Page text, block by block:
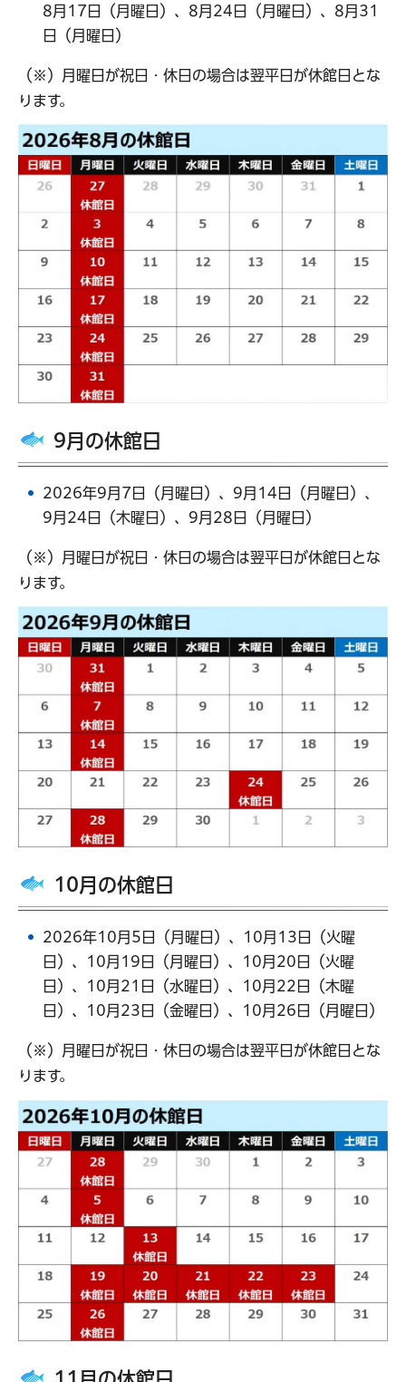
8月17日（月曜日）、8月24日（月曜日）、8月31
日（月曜日）
（※）月曜日が祝日・休日の場合は翌平日が休館日とな
ります。
9月の休館日
2026年9月7日（月曜日）、9月14日（月曜日）、
9月24日（木曜日）、9月28日（月曜日）
（※）月曜日が祝日・休日の場合は翌平日が休館日とな
ります。
10月の休館日
2026年10月5日（月曜日）、10月13日（火曜
日）、10月19日（月曜日）、10月20日（火曜
日）、10月21日（水曜日）、10月22日（木曜
日）、10月23日（金曜日）、10月26日（月曜日）
（※）月曜日が祝日・休日の場合は翌平日が休館日とな
ります。